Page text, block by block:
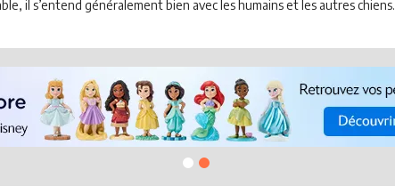
il s’entend généralement bien avec les humains et les autres chiens.